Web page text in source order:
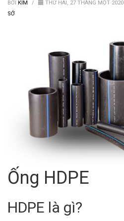
BỞI KIM / THỨ HAI, 27 THÁNG MỘT 2020
SỞ
Ống HDPE
HDPE là gì?